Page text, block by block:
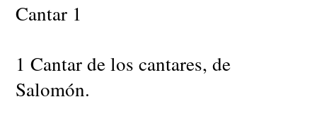
Cantar 1
1 Cantar de los cantares, de
Salomón.